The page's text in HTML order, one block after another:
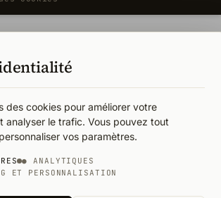
des cookies pour améliorer votre
analyser le trafic. Vous pouvez tout
vos paramètres.
● ANALYTIQUES
ET PERSONNALISATION